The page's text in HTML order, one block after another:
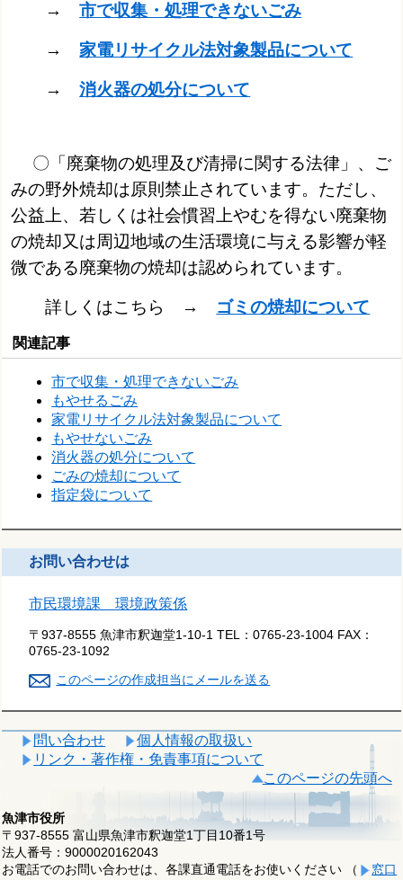
→市で収集・処理できないごみ
→家電リサイクル法対象製品について
→消火器の処分について
〇「廃棄物の処理及び清掃に関する法律」 、ご
みの野外焼却は原則禁止されています。 ただし、
公益上、若しくは社会慣習上やむを得ない廃棄物
の焼却又は周辺地域の生活環境に与える影響が軽
微である廃棄物の焼却は認められています。
詳しくはこちら → ゴミの焼却について
関連記事
市で収集・処理できないごみ
もやせるごみ
家電リサイクル法対象製品について
もやせないごみ
消火器の処分について
ごみの焼却について
指定袋について
お問い合わせは
市民環境課 環境政策係
〒937-8555 魚津市釈迦堂1-10-1 TEL：0765-23-1004 FAX：
0765-23-1092
このページの作成担当にメールを送る
問い合わせ
個人情報の取扱い
リンク・著作権・免責事項について
このページの先頭へ
魚津市役所
〒937-8555 富山県魚津市釈迦堂1丁目10番1号
法人番号：9000020162043
お電話でのお問い合わせは、各課直通電話をお使いください （
窓口